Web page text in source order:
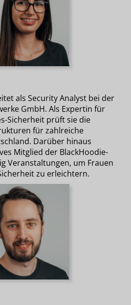
als Security Analyst bei der
GmbH. Als Expertin für
Sicherheit prüft sie die
für zahlreiche
Darüber hinaus
Mitglied der BlackHoodie-
Veranstaltungen, um Frauen
zu erleichtern.